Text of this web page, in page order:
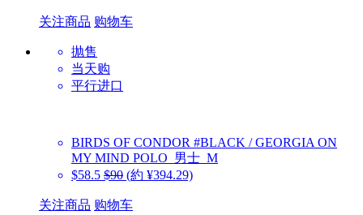
关注商品 购物车
抛售
当天购
平行进口
BIRDS OF CONDOR #BLACK / GEORGIA ON
MY MIND POLO_男士_M
$58.5 $90 (約 ¥394.29)
关注商品 购物车